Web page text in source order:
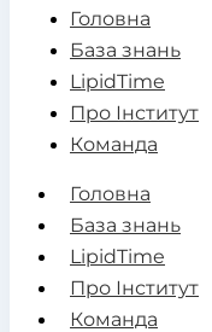
Головна
База знань
LipidTime
Про Інститут
Команда
Головна
База знань
LipidTime
Про Інститут
Команда